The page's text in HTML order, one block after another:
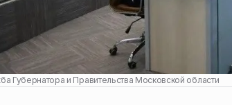
Губернатора и Правительства Московской области